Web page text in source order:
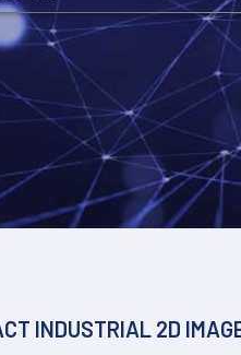
INDUSTRIAL 2D